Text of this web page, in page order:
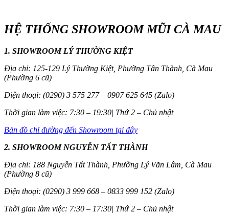
HỆ THỐNG SHOWROOM MŨI CÀ MAU
1. SHOWROOM LÝ THƯỜNG KIỆT
Địa chỉ: 125-129 Lý Thường Kiệt, Phường Tân Thành, Cà Mau
(Phường 6 cũ)
Điện thoại: (0290) 3 575 277 – 0907 625 645 (Zalo)
Thời gian làm việc: 7:30 – 19:30| Thứ 2 – Chủ nhật
Bản đồ chỉ đường đến Showroom tại đây
2. SHOWROOM NGUYỄN TẤT THÀNH
Địa chỉ: 188 Nguyễn Tất Thành, Phường Lý Văn Lâm, Cà Mau
(Phường 8 cũ)
Điện thoại: (0290) 3 999 668 – 0833 999 152 (Zalo)
Thời gian làm việc: 7:30 – 17:30| Thứ 2 – Chủ nhật